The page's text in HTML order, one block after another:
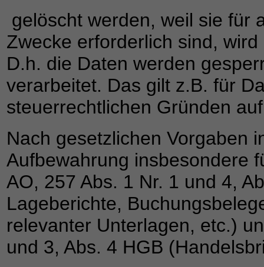
gelöscht werden, weil sie für
Zwecke erforderlich sind,
D.h. die Daten werden
verarbeitet. Das gilt z.B. für
steuerrechtlichen Gründen
Nach gesetzlichen Vorgaben
Aufbewahrung insbesondere
AO, 257 Abs. 1 Nr. 1 und 4,
Lageberichte,
relevanter Unterlagen, etc.)
und 3, Abs. 4 HGB